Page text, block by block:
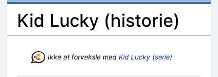
Kid Lucky (historie)
Ikke at forveksle med Kid Lucky (serie)